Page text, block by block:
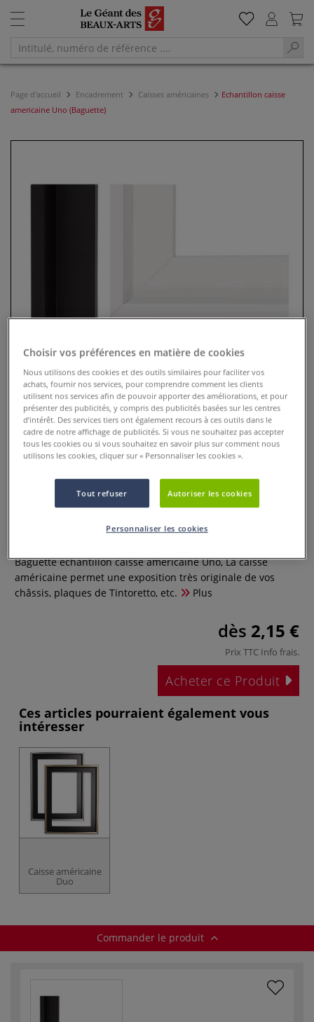
Page d'accueil Encadrement Caisses américaines
Echantillon caisse
americaine Uno (Baguette)
Echantillon caisse americaine
Uno (Baguette)
1 Commentaire
Baguette échantillon caisse americaine Uno, La caisse
américaine permet une exposition très originale de vos
châssis, plaques de Tintoretto, etc.
Plus
dès 2,15 €
Prix TTC Info frais.
Acheter ce Produit
Ces articles pourraient également vous
intéresser
Caisse américaine
Duo
Commander le produit
Choisir vos préférences en matière de cookies
Nous utilisons des cookies et des outils similaires pour faciliter vos
achats, fournir nos services, pour comprendre comment les clients
utilisent nos services afin de pouvoir apporter des améliorations, et pour
présenter des publicités, y compris des publicités basées sur les centres
d’intérêt. Des services tiers ont également recours à ces outils dans le
cadre de notre affichage de publicités. Si vous ne souhaitez pas accepter
tous les cookies ou si vous souhaitez en savoir plus sur comment nous
utilisons les cookies, cliquer sur « Personnaliser les cookies ».
Tout refuser Autoriser les cookies
Personnaliser les cookies